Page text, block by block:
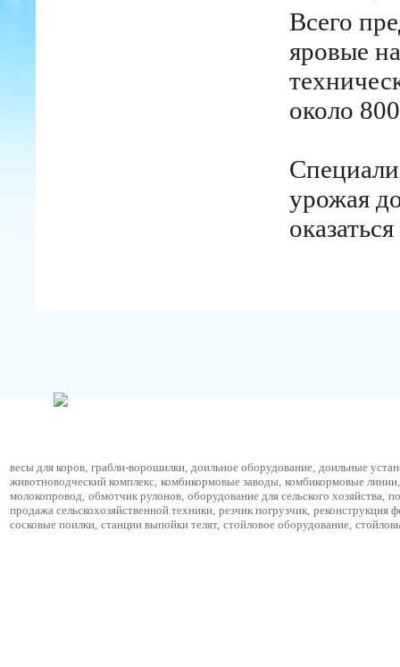
Всего
яровые
около
урожая
весы для коров, грабли-ворошилки, доильное оборудование, доильные
животноводческий комплекс, комбикормовые заводы, комбикормовые линии,
молокопровод, обмотчик рулонов, оборудование для сельского хозяйства,
продажа сельскохозяйственной техники, резчик погрузчик, реконструкция
сосковые поилки, станции выпойки телят, стойловое оборудование,